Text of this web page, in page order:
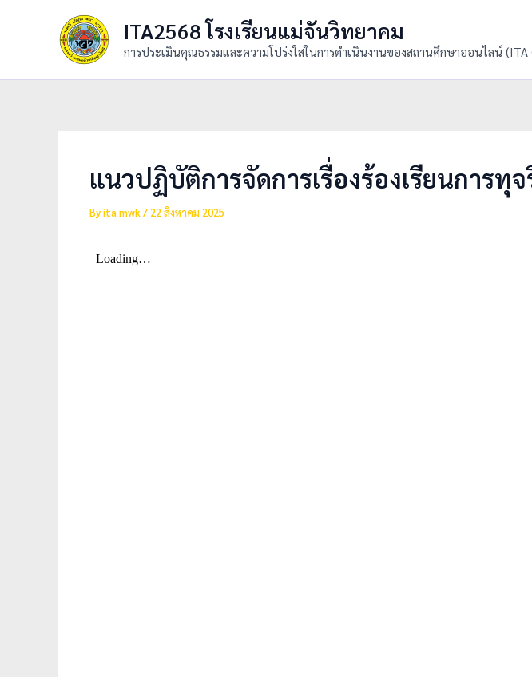
ITA2568 โรงเรียนแม่จันวิทยาคม
การประเมินคุณธรรมและความโปร่งใสในการดำเนินงานของสถานศึกษาออนไลน์
แนวปฏิบัติการจัดการเรื่องร้องเรียนการ
Byita mwk/ 22 สิงหาคม 2025